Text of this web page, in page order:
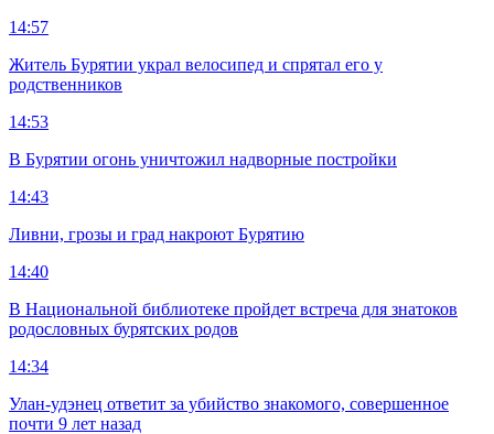
14:57
Житель Бурятии украл велосипед и спрятал его у
родственников
14:53
В Бурятии огонь уничтожил надворные постройки
14:43
Ливни, грозы и град накроют Бурятию
14:40
В Национальной библиотеке пройдет встреча для знатоков
родословных бурятских родов
14:34
Улан-удэнец ответит за убийство знакомого, совершенное
почти 9 лет назад